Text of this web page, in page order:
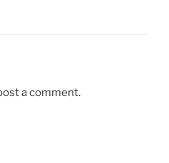
a comment.